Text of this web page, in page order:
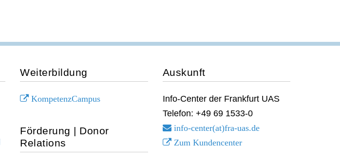
Weiterbildung
KompetenzCampus
Förderung | Donor
Relations
Auskunft
Info-Center der Frankfurt UAS
Telefon: +49 69 1533-0
info-center(at)fra-uas.de
Zum Kundencenter